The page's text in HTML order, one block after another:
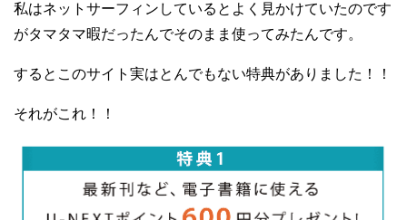
私はネットサーフィンしているとよく見かけていたのです
がタマタマ暇だったんでそのまま使ってみたんです。
するとこのサイト実はとんでもない特典がありました！！
それがこれ！！